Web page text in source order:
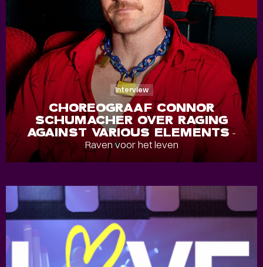
Interview
CHOREOGRAAF CONNOR
SCHUMACHER OVER RAGING
AGAINST VARIOUS ELEMENTS-
Raven voor het leven